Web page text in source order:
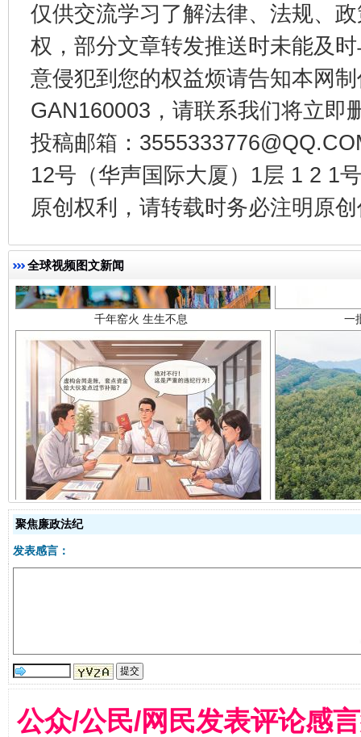
仅供交流学习了解法律、法规、
权，部分文章转发推送时未能及
意侵犯到您的权益烦请告知本网
GAN160003，请联系我们将立即
投稿邮箱：
12号（华声国际大厦）1层 1 2 1
原创权利，请转载时务必注明原
全球视频图文新闻
东山县通报“牛蛙产品抗生素超标问题” 法
千年窑火 生生不息 一
揭开“小金库”的免责幌子
聚焦廉政法纪
发表感言：
公众/公民/网民发表评论感